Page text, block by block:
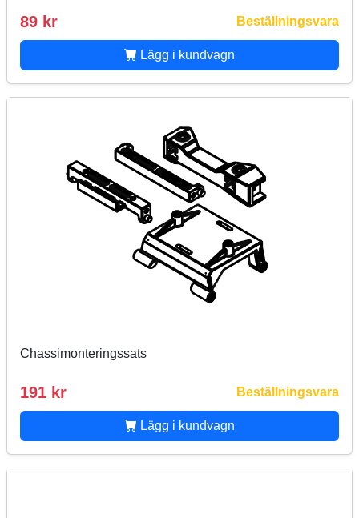
89 kr Beställningsvara
Lägg i kundvagn
Chassimonteringssats
191 kr Beställningsvara
Lägg i kundvagn